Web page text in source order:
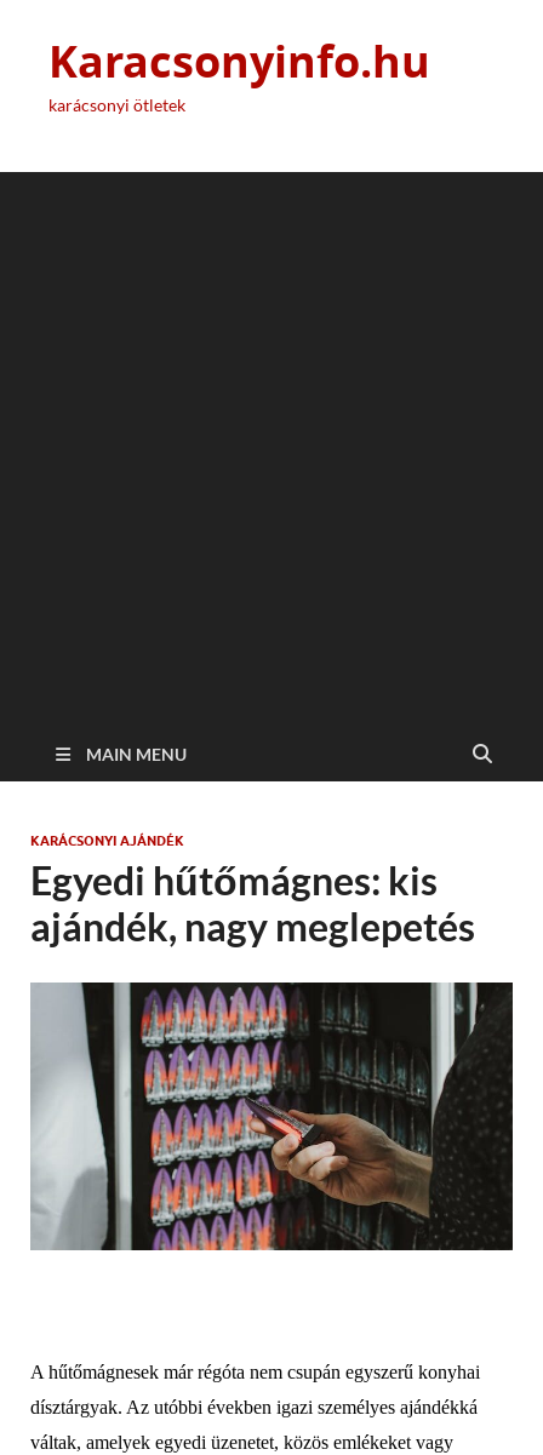
Karacsonyinfo.hu
karácsonyi ötletek
MAIN MENU
KARÁCSONYI AJÁNDÉK
Egyedi hűtőmágnes: kis
ajándék, nagy meglepetés
A hűtőmágnesek már régóta nem csupán egyszerű konyhai
dísztárgyak. Az utóbbi években igazi személyes ajándékká
váltak, amelyek egyedi üzenetet, közös emlékeket vagy